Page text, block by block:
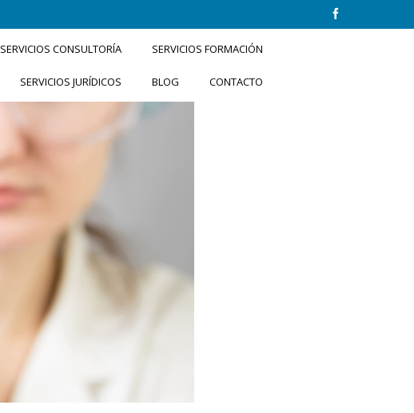
SERVICIOS CONSULTORÍA SERVICIOS FORMACIÓN
SERVICIOS JURÍDICOS BLOG CONTACTO